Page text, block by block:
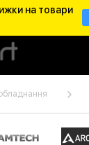
на товари